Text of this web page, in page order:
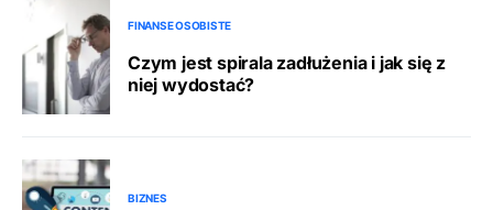
FINANSE OSOBISTE
Czym jest spirala zadłużenia i jak się z
niej wydostać?
BIZNES